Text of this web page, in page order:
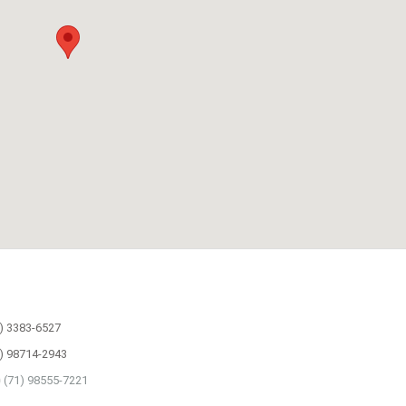
3383-6527
98714-2943
(71) 98555-7221